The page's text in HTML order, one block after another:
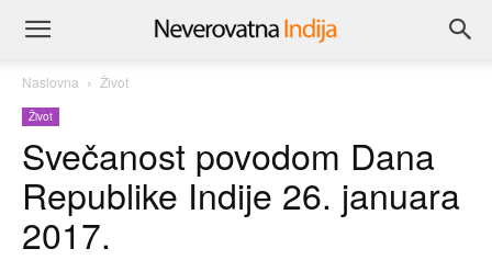
Naslovna Život
Život
Svečanost povodom Dana
Republike Indije 26. januara
2017.